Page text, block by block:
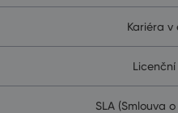
Kariéra v
SLA (Smlouva